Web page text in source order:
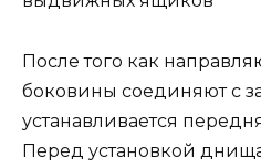
После того как
боковины соединяют с
устанавливается
Перед установкой